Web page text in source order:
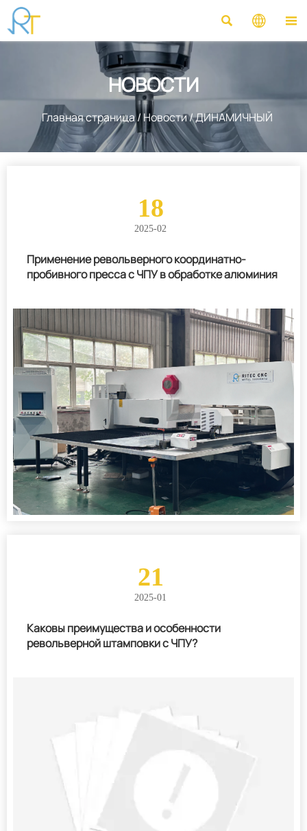
  
НОВОСТИ
Главная страница/ Новости/ДИНАМИЧНЫЙ
18
2025-02
Применение револьверного координатно-
пробивного пресса с ЧПУ в обработке алюминия
21
2025-01
Каковы преимущества и особенности
револьверной штамповки с ЧПУ?